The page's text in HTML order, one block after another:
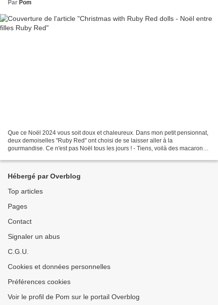
Par Pom
Que ce Noël 2024 vous soit doux et chaleureux. Dans mon petit pensionnat,
deux demoiselles "Ruby Red" ont choisi de se laisser aller à la
gourmandise. Ce n'est pas Noël tous les jours ! - Tiens, voilà des macarons !
Hébergé par Overblog
Top articles
Pages
Contact
Signaler un abus
C.G.U.
Cookies et données personnelles
Préférences cookies
Voir le profil de Pom sur le portail Overblog